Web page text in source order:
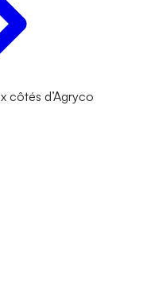
côtés d’Agryco